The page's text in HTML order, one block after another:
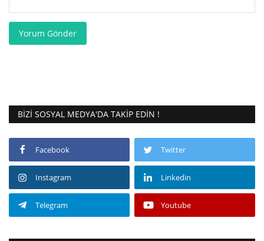
Yorum Gönder
BIZI SOSYAL MEDYA'DA TAKIP EDIN !
Facebook Twitter
Instagram Linkedin
Telegram Youtube